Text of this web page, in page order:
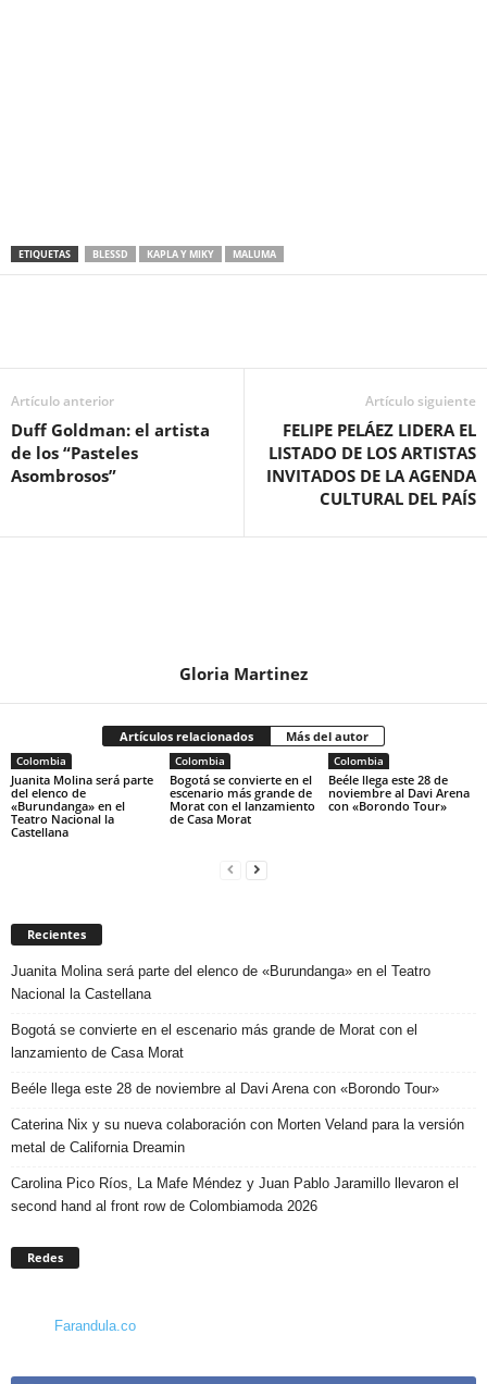
ETIQUETAS BLESSD KAPLA Y MIKY MALUMA
Artículo anterior
Duff Goldman: el artista
de los “Pasteles
Asombrosos”
Artículo siguiente
FELIPE PELÁEZ LIDERA EL
LISTADO DE LOS ARTISTAS
INVITADOS DE LA AGENDA
CULTURAL DEL PAÍS
Gloria Martinez
Artículos relacionados Más del autor
Colombia
Juanita Molina será parte
del elenco de
«Burundanga» en el
Teatro Nacional la
Castellana
Colombia
Bogotá se convierte en el
escenario más grande de
Morat con el lanzamiento
de Casa Morat
Colombia
Beéle llega este 28 de
noviembre al Davi Arena
con «Borondo Tour»
Recientes
Juanita Molina será parte del elenco de «Burundanga» en el Teatro
Nacional la Castellana
Bogotá se convierte en el escenario más grande de Morat con el
lanzamiento de Casa Morat
Beéle llega este 28 de noviembre al Davi Arena con «Borondo Tour»
Caterina Nix y su nueva colaboración con Morten Veland para la versión
metal de California Dreamin
Carolina Pico Ríos, La Mafe Méndez y Juan Pablo Jaramillo llevaron el
second hand al front row de Colombiamoda 2026
Redes
Farandula.co